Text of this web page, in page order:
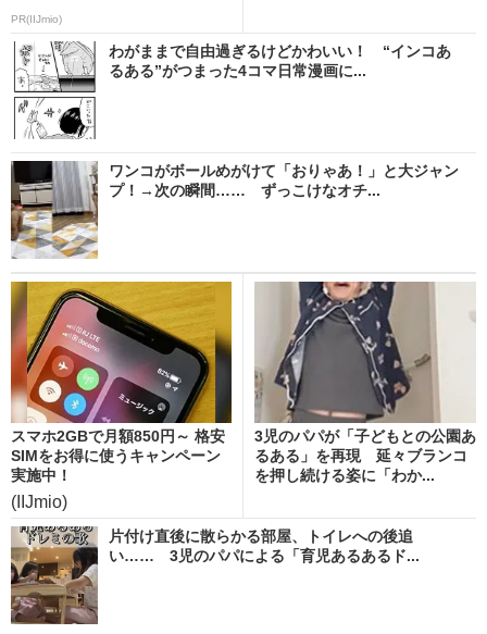
PR(IIJmio)
わがままで自由過ぎるけどかわいい！ “インコあ
るある”がつまった4コマ日常漫画に...
ワンコがボールめがけて「おりゃあ！」と大ジャン
プ！→次の瞬間…… ずっこけなオチ...
スマホ2GBで月額850円～ 格安
SIMをお得に使うキャンペーン
実施中！
(IIJmio)
3児のパパが「子どもとの公園あ
るある」を再現 延々ブランコ
を押し続ける姿に「わか...
片付け直後に散らかる部屋、トイレへの後追
い…… 3児のパパによる「育児あるあるド...